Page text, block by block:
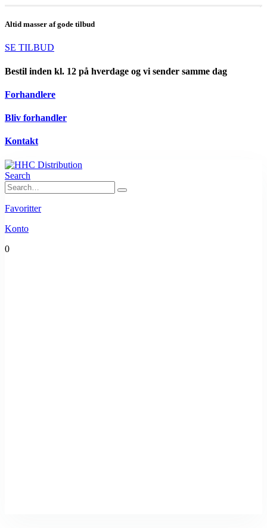
Altid masser af gode tilbud
SE TILBUD
Bestil inden kl. 12 på hverdage og vi sender samme dag
Forhandlere
Bliv forhandler
Kontakt
Search
Favoritter
Konto
0